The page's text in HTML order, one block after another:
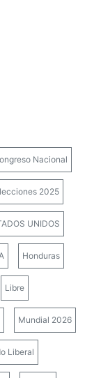
Nacional
2025
UNIDOS
Honduras
Libre
Mundial 2026
Liberal